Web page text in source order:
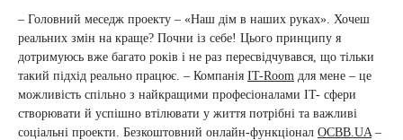
– Головний меседж проекту – «Наш дім в наших руках». Хочеш
реальних змін на краще? Почни із себе! Цього принципу я
дотримуюсь вже багато років і не раз пересвідчувався, що тільки
такий підхід реально працює. – Компанія IT-Room для мене – це
можливість спільно з найкращими професіоналами IT- сфери
створювати й успішно втілювати у життя потрібні та важливі
соціальні проекти. Безкоштовний онлайн-функціонал ОСBB.UA–